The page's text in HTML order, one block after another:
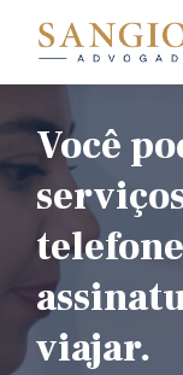
Você
viajar.